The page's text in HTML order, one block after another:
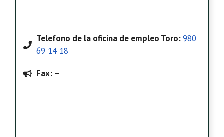
Telefono de la oficina de empleo Toro:980
69 14 18
Fax: –